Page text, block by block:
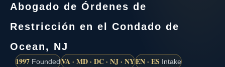
Abogado de Órdenes de
Restricción en el Condado de
Ocean, NJ
1997 FoundedVA · MD · DC · NJ · NYEN · ES Intake